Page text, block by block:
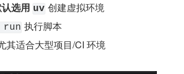
选用 uv 创建虚拟环境
run 执行脚本
其适合大型项目/CI 环境